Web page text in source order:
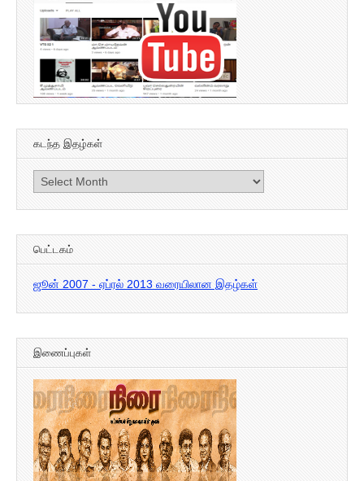
கடந்த இதழ்கள்
கடந்த
இதழ்கள்
பெட்டகம்
ஜூன் 2007 - ஏப்ரல் 2013 வரையிலான இதழ்கள்
இணைப்புகள்